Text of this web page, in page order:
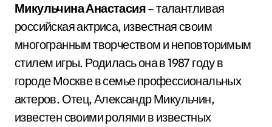
Микульчина Анастасия– талантливая
российская актриса, известная своим
многогранным творчеством и неповторимым
стилем игры. Родилась она в 1987 году в
городе Москве в семье профессиональных
актеров. Отец, Александр Микульчин,
известен своими ролями в известных